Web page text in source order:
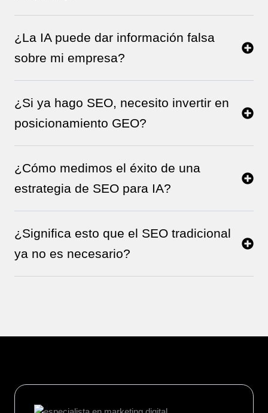
¿La IA puede dar información falsa
sobre mi empresa?
¿Si ya hago SEO, necesito invertir en
posicionamiento GEO?
¿Cómo medimos el éxito de una
estrategia de SEO para IA?
¿Significa esto que el SEO tradicional
ya no es necesario?